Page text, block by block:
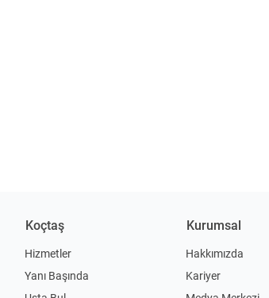
Koçtaş
Hizmetler
Yanı Başında
Kurumsal
Hakkımızda
Kariyer